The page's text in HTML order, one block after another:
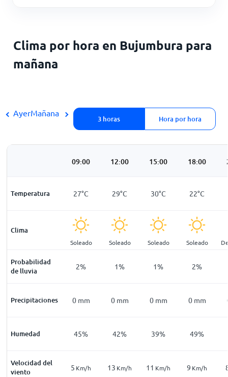
Clima por hora en Bujumbura para
mañana
Ayer
3 horas Hora por hora
Mañana
09:00 12:00 15:00 18:00
Temperatura
C 17°C 27°C 29°C 30°C 22°C
Clima
Soleado Soleado Soleado Soleado
Probabilidad
de lluvia4% 2% 1% 1% 2%
Precipitaciones
mm 0mm 0 mm 0 mm 0 mm 0 mm
Humedad
60 45% 42% 39% 49%
Velocidad del
viento
h 4 Km/h 5 Km/h 13 Km/h 11 Km/h 9 Km/h